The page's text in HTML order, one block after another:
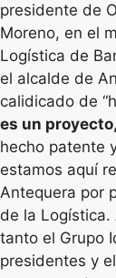
presidente de
Moreno, en el
Logística de
el alcalde de
calidicado de
es un
hecho patente
estamos aquí
Antequera por
de la Logística.
tanto el Grupo
presidentes y